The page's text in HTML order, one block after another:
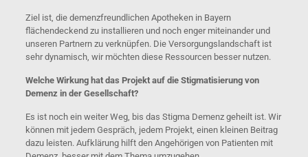
Ziel ist, die demenzfreundlichen Apotheken in Bayern
flächendeckend zu installieren und noch enger miteinander und
unseren Partnern zu verknüpfen. Die Versorgungslandschaft ist
sehr dynamisch, wir möchten diese Ressourcen besser nutzen.
Welche Wirkung hat das Projekt auf die Stigmatisierung von
Demenz in der Gesellschaft?
Es ist noch ein weiter Weg, bis das Stigma Demenz geheilt ist. Wir
können mit jedem Gespräch, jedem Projekt, einen kleinen Beitrag
dazu leisten. Aufklärung hilft den Angehörigen von Patienten mit